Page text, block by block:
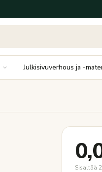
Julkisivuverhous ja -
Sisältää